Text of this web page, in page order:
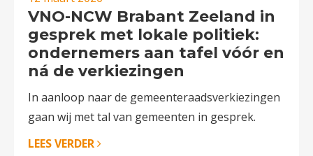
VNO-NCW Brabant Zeeland in
gesprek met lokale politiek:
ondernemers aan tafel vóór en
ná de verkiezingen
In aanloop naar de gemeenteraadsverkiezingen
gaan wij met tal van gemeenten in gesprek.
LEES VERDER